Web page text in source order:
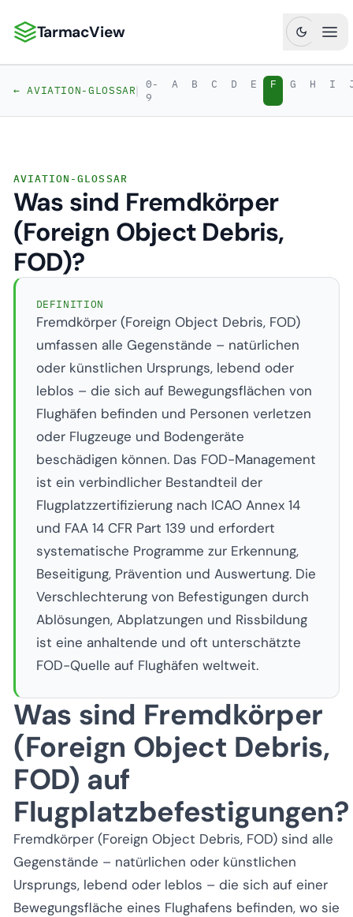
TarmacView: Präzisionsluftfahrtanalytik
TarmacView
← AVIATION-GLOSSAR| 0-
9
A B C D E F G H I
AVIATION-GLOSSAR
Was sind Fremdkörper
(Foreign Object Debris,
FOD)?
DEFINITION
Fremdkörper (Foreign Object Debris, FOD)
umfassen alle Gegenstände – natürlichen
oder künstlichen Ursprungs, lebend oder
leblos – die sich auf Bewegungsflächen von
Flughäfen befinden und Personen verletzen
oder Flugzeuge und Bodengeräte
beschädigen können. Das FOD-Management
ist ein verbindlicher Bestandteil der
Flugplatzzertifizierung nach ICAO Annex 14
und FAA 14 CFR Part 139 und erfordert
systematische Programme zur Erkennung,
Beseitigung, Prävention und Auswertung. Die
Verschlechterung von Befestigungen durch
Ablösungen, Abplatzungen und Rissbildung
ist eine anhaltende und oft unterschätzte
FOD-Quelle auf Flughäfen weltweit.
Was sind Fremdkörper
(Foreign Object Debris,
FOD) auf
Flugplatzbefestigungen?
Fremdkörper (Foreign Object Debris, FOD) sind alle
Gegenstände – natürlichen oder künstlichen
Ursprungs, lebend oder leblos – die sich auf einer
Bewegungsfläche eines Flughafens befinden, wo sie